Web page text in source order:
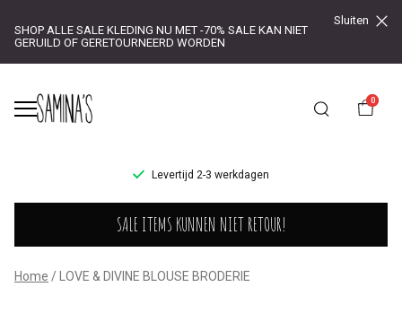
SHOP ALLE SALE KLEDING NU MET -70% SALE KAN NIET
GERUILD OF GERETOURNEERD WORDEN
Sluiten
0
Levertijd 2-3 werkdagen
LOVE
&
DIVINE
SALE ITEMS KUNNEN NIET RETOUR!
Home LOVE & DIVINE BLOUSE BRODERIE